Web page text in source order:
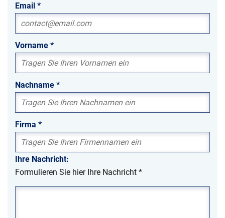
Email *
Vorname *
Nachname *
Firma *
Ihre Nachricht:
Formulieren Sie hier Ihre Nachricht *